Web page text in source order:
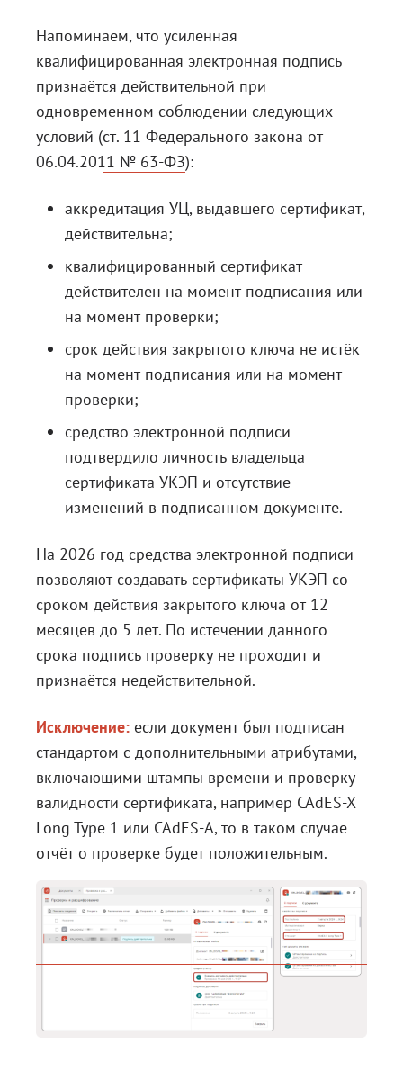
Напоминаем, что усиленная
квалифицированная электронная подпись
признаётся действительной при
одновременном соблюдении следующих
условий (ст. 11 Федерального закона от
06.04.2011 № 63-ФЗ):
аккредитация УЦ, выдавшего сертификат,
действительна;
квалифицированный сертификат
действителен на момент подписания или
на момент проверки;
срок действия закрытого ключа не истёк
на момент подписания или на момент
проверки;
средство электронной подписи
подтвердило личность владельца
сертификата УКЭП и отсутствие
изменений в подписанном документе.
На 2026 год средства электронной подписи
позволяют создавать сертификаты УКЭП со
сроком действия закрытого ключа от 12
месяцев до 5 лет. По истечении данного
срока подпись проверку не проходит и
признаётся недействительной.
Исключение: если документ был подписан
стандартом с дополнительными атрибутами,
включающими штампы времени и проверку
валидности сертификата, например CAdES-X
Long Type 1 или CAdES-A, то в таком случае
отчёт о проверке будет положительным.